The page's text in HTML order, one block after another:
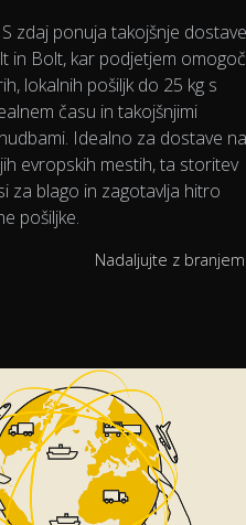
zdaj ponuja takojšnje
in Bolt, kar podjetjem
lokalnih pošiljk do 25 kg s
času in takojšnjimi
Idealno za dostave
evropskih mestih, ta storitev
za blago in zagotavlja hitro
pošiljke.
Nadaljujte z